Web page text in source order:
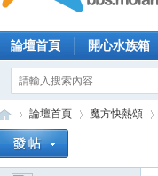
論壇首頁 開心水族箱
論壇首頁 魔方快熱頌